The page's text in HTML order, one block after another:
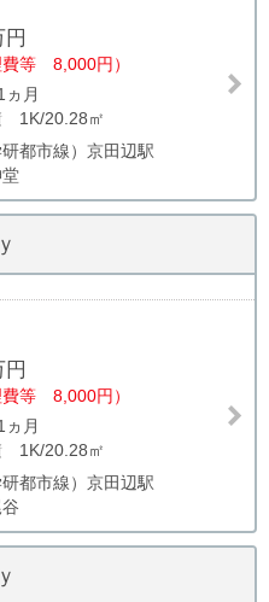
円
費等 8,000円）
月
1K/20.28㎡
研都市線）京田辺駅
円
費等 8,000円）
月
1K/20.28㎡
研都市線）京田辺駅